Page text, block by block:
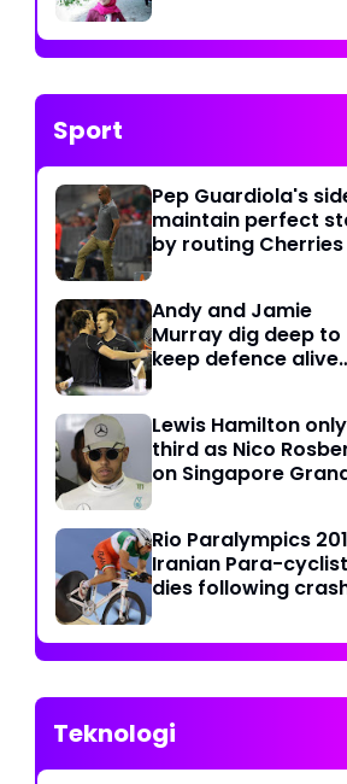
Ketersediaannya
Bersih
Sport
Pep Guardiola's
maintain perfect
by routing Cherries
Andy and Jamie
Murray dig deep to
keep defence alive
Lewis Hamilton only
third as Nico
on Singapore
Rio Paralympics
Iranian Para-cyclist
dies following
Teknologi